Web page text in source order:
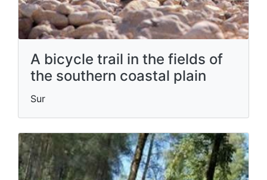
A bicycle trail in the fields of
the southern coastal plain
Sur